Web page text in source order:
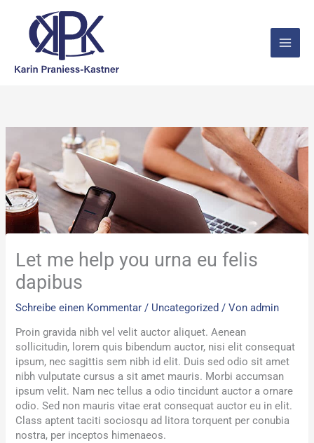
springen
Let me help you urna eu felis
dapibus
Schreibe einen Kommentar / Uncategorized / Vonadmin
Proin gravida nibh vel velit auctor aliquet. Aenean
sollicitudin, lorem quis bibendum auctor, nisi elit consequat
ipsum, nec sagittis sem nibh id elit. Duis sed odio sit amet
nibh vulputate cursus a sit amet mauris. Morbi accumsan
ipsum velit. Nam nec tellus a odio tincidunt auctor a ornare
odio. Sed non mauris vitae erat consequat auctor eu in elit.
Class aptent taciti sociosqu ad litora torquent per conubia
nostra, per inceptos himenaeos.